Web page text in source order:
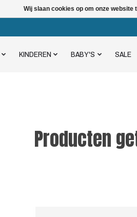
KINDEREN BABY'S SALE
Producten
Wij slaan cookies op om onze